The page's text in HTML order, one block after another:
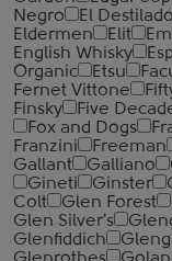
Negro
El
Eldermen
Elit
English Whisky
Organic
Etsu
Fernet Vittone
Finsky
Five
Fox and Dogs
Franzini
Freeman
Gallant
Galliano
Gineti
Ginster
Colt
Glen Forest
Glen Silver's
Glenfiddich